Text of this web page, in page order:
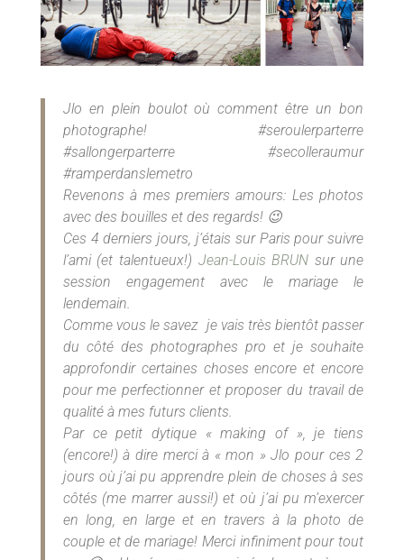
Jlo en plein boulot où comment être un bon
photographe! #seroulerparterre
#sallongerparterre #secolleraumur
#ramperdanslemetro
Revenons à mes premiers amours: Les photos
avec des bouilles et des regards! 😉
Ces 4 derniers jours, j’étais sur Paris pour suivre
l’ami (et talentueux!) Jean-Louis BRUN sur une
session engagement avec le mariage le
lendemain.
Comme vous le savez je vais très bientôt passer
du côté des photographes pro et je souhaite
approfondir certaines choses encore et encore
pour me perfectionner et proposer du travail de
qualité à mes futurs clients.
Par ce petit dytique « making of », je tiens
(encore!) à dire merci à « mon » Jlo pour ces 2
jours où j’ai pu apprendre plein de choses à ses
côtés (me marrer aussi!) et où j’ai pu m’exercer
en long, en large et en travers à la photo de
couple et de mariage! Merci infiniment pour tout